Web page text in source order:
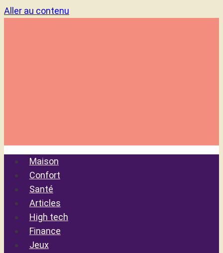
Aller au contenu
Maison
Confort
Santé
Articles
High tech
Finance
Jeux